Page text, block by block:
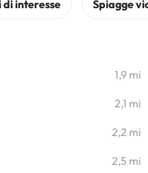
1,9 mi
2,1 mi
2,2 mi
2,5 mi